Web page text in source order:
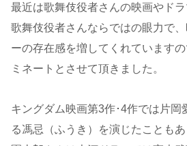
最近は歌舞伎役者さんの映画やドラ
歌舞伎役者さんならではの眼力で
ーの存在感を増してくれています
ミネートとさせて頂きました。
キングダム映画第3作･4作では片岡
る馮忌（ふうき）を演じたこともあ